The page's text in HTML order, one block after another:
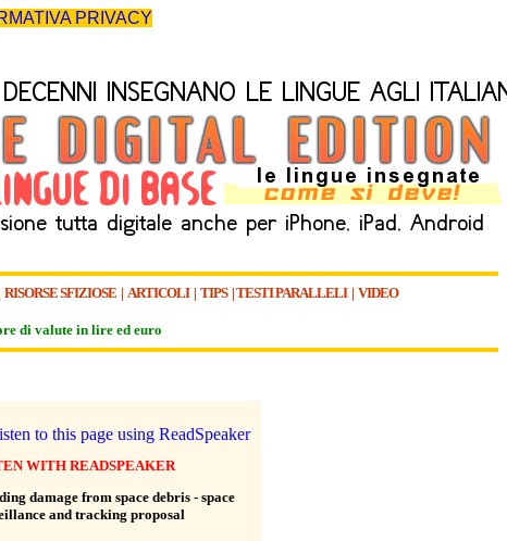
PRIVACY
RISORSE SFIZIOSE | ARTICOLI| TIPS|TESTI PARALLELI| VIDEO
di valute in lire ed euro
WITH READSPEAKER
damage from space debris - space
and tracking proposal